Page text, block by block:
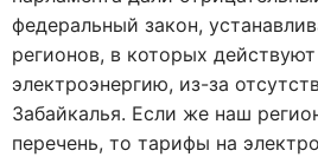
федеральный закон,
регионов, в которых
электроэнергию, из-за
Забайкалья. Если же наш
перечень, то тарифы на